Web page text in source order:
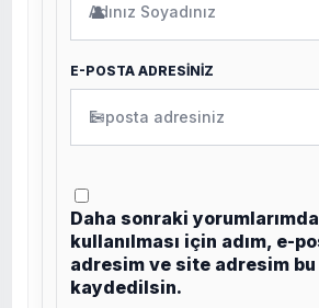
👤
E-POSTA ADRESİNİZ
✉
Daha sonraki yorumlarımda
kullanılması için adım, e-
adresim ve site adresim bu
kaydedilsin.